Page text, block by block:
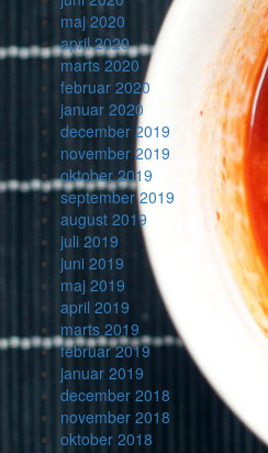
maj 2020
april 2020
marts 2020
februar 2020
januar 2020
december 2019
november 2019
oktober 2019
september 2019
august 2019
juli 2019
juni 2019
maj 2019
april 2019
marts 2019
februar 2019
januar 2019
december 2018
november 2018
oktober 2018